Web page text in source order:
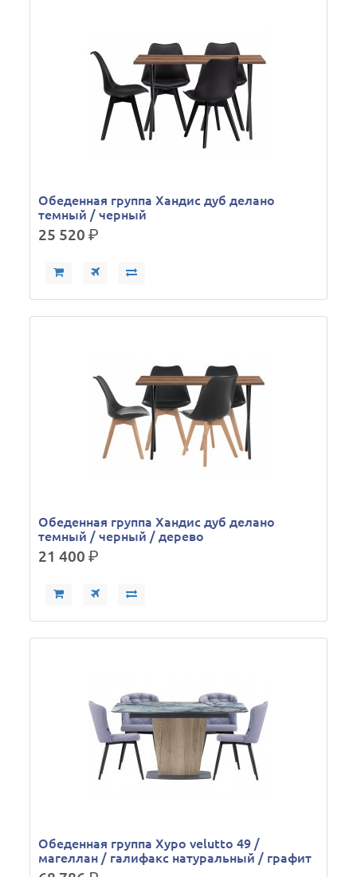
Обеденная группа Хандис дуб делано
темный / черный
25 520р.
Обеденная группа Хандис дуб делано
темный / черный / дерево
21 400р.
Обеденная группа Хуро velutto 49 /
магеллан / галифакс натуральный / графит